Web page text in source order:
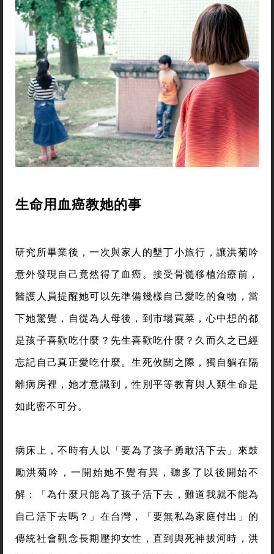
被錯誤資訊引導，在不帶歧見的情況下認識《我們可
以這樣教性別》，就不難發現新移民家庭也是書中的
重點之一。
（你也會想看：移人女力，她們是我們的一份子）
生命用血癌教她的事
研究所畢業後，一次與家人的墾丁小旅行，讓洪菊吟
意外發現自己竟然得了血癌。接受骨髓移植治療前，
醫護人員提醒她可以先準備幾樣自己愛吃的食物，當
是孩子喜歡吃什麼？先生喜歡吃什麼？久而久之已經
忘記自己真正愛吃什麼。生死攸關之際，獨自躺在隔
離病房裡，她才意識到，性別平等教育與人類生命是
如此密不可分。